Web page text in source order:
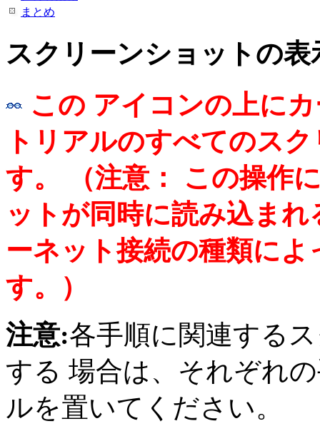
まとめ
スクリーンショットの表
この アイコンの上に
トリアルのすべてのス
す。 （注意： この操作
ットが同時に読み込ま
ーネット接続の種類に
す。）
注意:各手順に関連する
する 場合は、それぞれ
ルを置いてください。